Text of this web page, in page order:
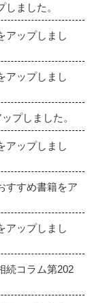
ました。
アップしまし
アップしまし
プしました。
アップしまし
すすめ書籍をア
アップしまし
続コラム第202